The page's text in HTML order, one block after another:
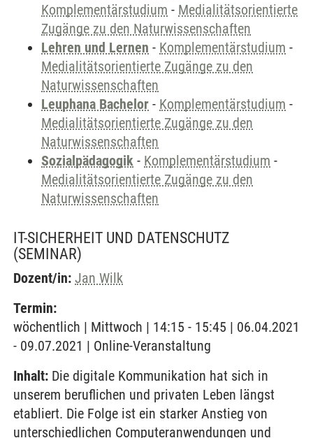
Komplementärstudium - Medialitätsorientierte
Zugänge zu den Naturwissenschaften
Lehren und Lernen - Komplementärstudium -
Medialitätsorientierte Zugänge zu den
Naturwissenschaften
Leuphana Bachelor - Komplementärstudium -
Medialitätsorientierte Zugänge zu den
Naturwissenschaften
Sozialpädagogik - Komplementärstudium -
Medialitätsorientierte Zugänge zu den
Naturwissenschaften
IT-SICHERHEIT UND DATENSCHUTZ
(SEMINAR)
Dozent/in: Jan Wilk
Termin:
wöchentlich | Mittwoch | 14:15 - 15:45 | 06.04.2021
- 09.07.2021 | Online-Veranstaltung
Inhalt: Die digitale Kommunikation hat sich in
unserem beruflichen und privaten Leben längst
etabliert. Die Folge ist ein starker Anstieg von
unterschiedlichen Computeranwendungen und